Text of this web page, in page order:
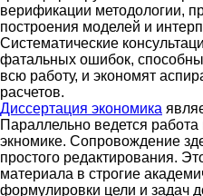
верификации методологии,
построения моделей и
Систематические
фатальных ошибок,
всю работу, и экономят
расчетов.
Диссертация экономика
Параллельно ведется
экномике. Сопровождение
простого редактирования.
материала в строгие
формулировки цели и задач